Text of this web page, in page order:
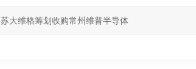
大维格筹划收购常州维普半导体